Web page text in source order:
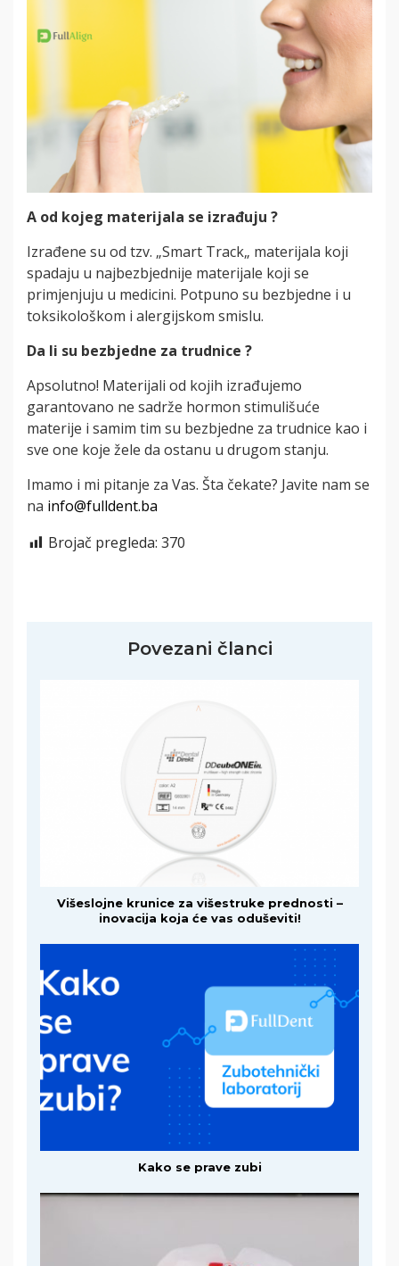
A od kojeg materijala se izrađuju ?
Izrađene su od tzv. „Smart Track„ materijala koji
spadaju u najbezbjednije materijale koji se
primjenjuju u medicini. Potpuno su bezbjedne i u
toksikološkom i alergijskom smislu.
Da li su bezbjedne za trudnice ?
Apsolutno! Materijali od kojih izrađujemo
garantovano ne sadrže hormon stimulišuće
materije i samim tim su bezbjedne za trudnice kao i
sve one koje žele da ostanu u drugom stanju.
Imamo i mi pitanje za Vas. Šta čekate? Javite nam se
na info@fulldent.ba
Brojač pregleda: 370
Povezani članci
Višeslojne krunice za višestruke prednosti –
inovacija koja će vas oduševiti!
Kako se prave zubi